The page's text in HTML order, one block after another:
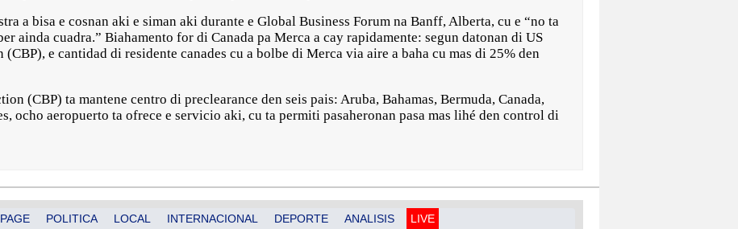
a bisa e cosnan aki e siman aki durante e Global Business Forum na Banff, Alberta, cu e “no ta
ainda cuadra.” Biahamento for di Canada pa Merca a cay rapidamente: segun datonan di US
e cantidad di residente canades cu a bolbe di Merca via aire a baha cu mas di 25% den
(CBP) ta mantene centro di preclearance den seis pais: Aruba, Bahamas, Bermuda, Canada,
ocho aeropuerto ta ofrece e servicio aki, cu ta permiti pasaheronan pasa mas lihé den control di
POLITICA LOCAL INTERNACIONAL DEPORTE ANALISIS LIVE